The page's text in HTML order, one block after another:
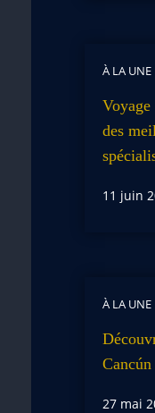
À LA UNE
des
11 juin
À LA UNE
27 mai